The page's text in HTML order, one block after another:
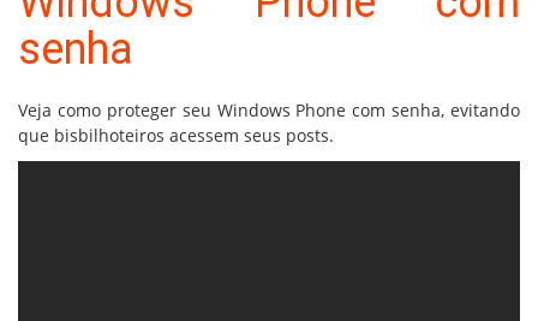
senha
Veja como proteger seu Windows Phone com senha, evitando
que bisbilhoteiros acessem seus posts.